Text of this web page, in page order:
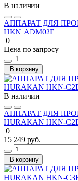
В наличии
АППАРАТ ДЛЯ
HKN-ADM02E
0
Цена по запросу
В корзину
В наличии
АППАРАТ ДЛЯ
HURAKAN HKN-
0
15 249 руб.
В корзину